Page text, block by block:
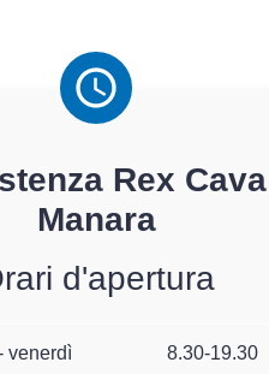
Rex Cava
Manara
d'apertura
venerdì 8.30-19.30